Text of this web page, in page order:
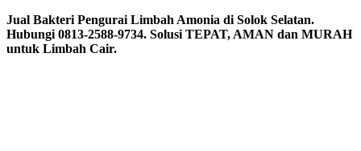
Jual Bakteri Pengurai Limbah Amonia di Solok Selatan.
Hubungi 0813-2588-9734. Solusi TEPAT, AMAN dan MURAH
untuk Limbah Cair.